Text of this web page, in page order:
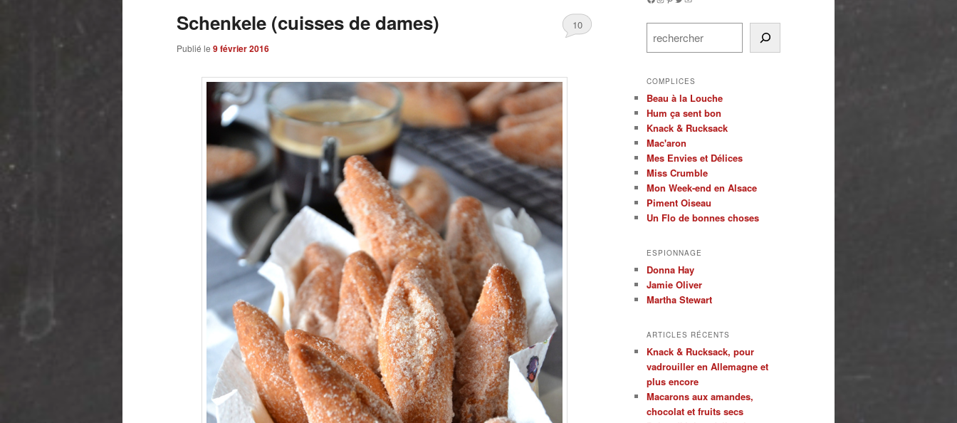
Schenkele (cuisses de dames)
Publié le 9 février 2016
10
COMPLICES
Beau à la Louche
Hum ça sent bon
Knack & Rucksack
Mac'aron
Mes Envies et Délices
Miss Crumble
Mon Week-end en Alsace
Piment Oiseau
Un Flo de bonnes choses
ESPIONNAGE
Donna Hay
Jamie Oliver
Martha Stewart
ARTICLES RÉCENTS
Knack & Rucksack, pour
vadrouiller en Allemagne et
plus encore
Macarons aux amandes,
chocolat et fruits secs